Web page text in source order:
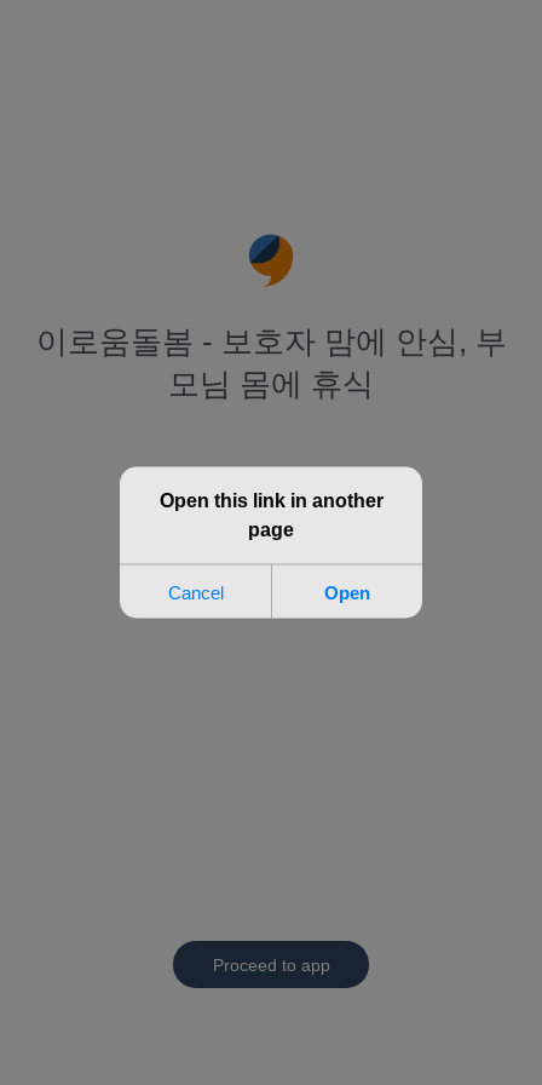
이로움돌봄 - 보호자 맘에 안심, 부
모님 몸에 휴식
Proceed to app